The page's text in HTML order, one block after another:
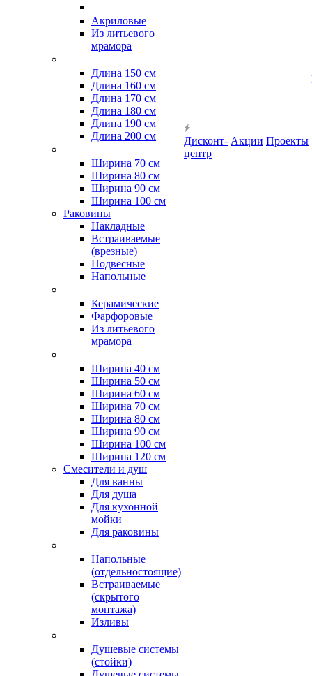
Акриловые
Из литьевого
мрамора
Длина 150 см
Длина 160 см
Длина 170 см
Длина 180 см
Длина 190 см
Длина 200 см
Ширина 70 см
Ширина 80 см
Ширина 90 см
Ширина 100 см
Раковины
Накладные
Встраиваемые
(врезные)
Подвесные
Напольные
Керамические
Фарфоровые
Из литьевого
мрамора
Ширина 40 см
Ширина 50 см
Ширина 60 см
Ширина 70 см
Ширина 80 см
Ширина 90 см
Ширина 100 см
Ширина 120 см
Смесители и душ
Для ванны
Для душа
Для кухонной
мойки
Для раковины
Напольные
(отдельностоящие)
Встраиваемые
(скрытого
монтажа)
Изливы
Душевые системы
(стойки)
Дисконт-
центр
Акции Проекты